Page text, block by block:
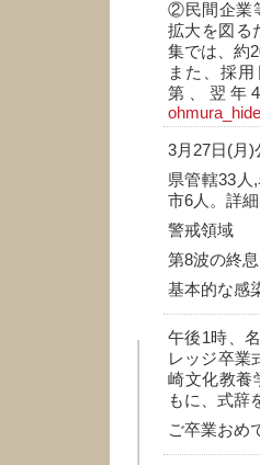
②民間企業
拡大を図る
集では、約
また、採
第、翌年
3月27日(月)
県管轄33人
市6人。詳細
警戒領域
第8波の終
基本的な感
午後1時、
レッジ卒業
崎文化教養
もに、式辞
ご卒業おめ